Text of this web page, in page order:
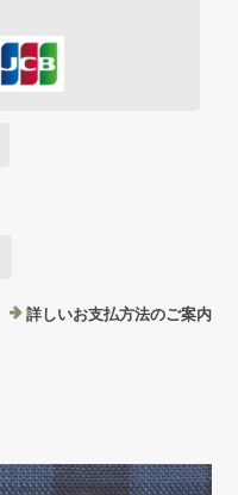
詳しいお支払方法のご案内